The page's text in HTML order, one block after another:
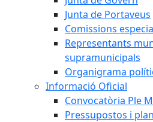
Junta de Portaveus
Comissions
Representants
supramunicipals
Organigrama
Informació Oficial
Convocatòria Ple
Pressupostos i